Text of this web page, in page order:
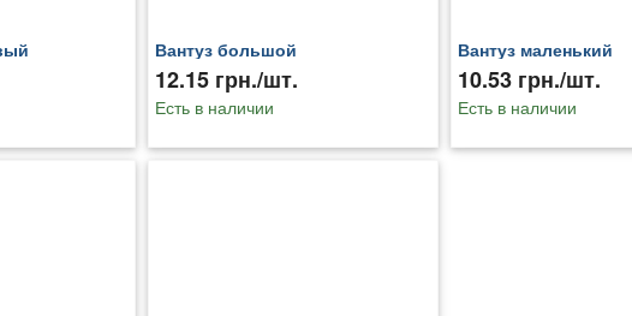
Вантуз большой
12.15 грн./шт.
Есть в наличии
Вантуз маленький
10.53 грн./шт.
Есть в наличии